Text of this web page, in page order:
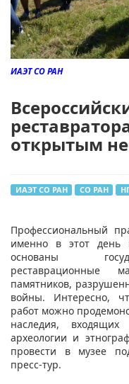
ИАЭТ СО РАН
открытым
ИАЭТ СО РАН СО РАН
Профессиональный
именно в этот день
основаны
реставрационные
памятников,
войны. Интересно,
работ можно
наследия,
археологии и
провести в музее
пресс-тур.